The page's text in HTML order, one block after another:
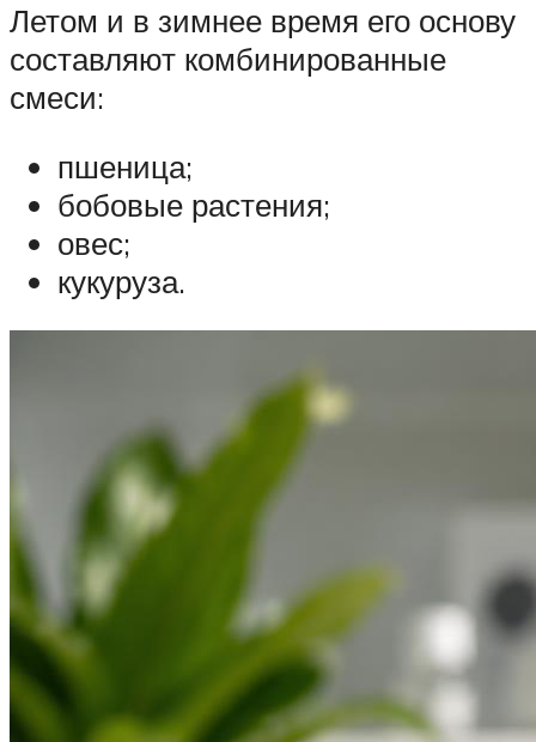
Летом и в зимнее время его основу
составляют комбинированные
смеси:
пшеница;
бобовые растения;
овес;
кукуруза.